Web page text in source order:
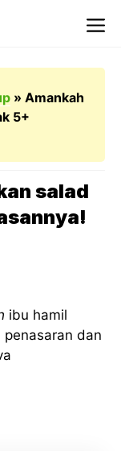
» Amankah
5+
salad
ibu hamil
dan